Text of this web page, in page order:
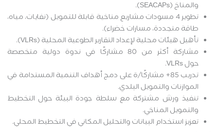
والمناخ (SEACAPs).
تطوير 4 مسودات مشاريع مناخية قابلة للتمويل (نفايات، مياه،
طاقة متجددة، مسارات خضراء).
تأهيل هيئات محلية لإعداد التقارير الطوعية المحلية (VLRs).
مشاركة أكثر من 80 مشاركًا في ندوة دولية متخصصة
حول VLRs.
تدريب 85+ مشاركًا/ة على دمج أهداف التنمية المستدامة في
الموازنات والتمويل البلدي.
تنفيذ ورش مشتركة مع سلطة جودة البيئة حول التخطيط
والتمويل المناخي.
تعزيز استخدام البيانات والتحليل المكاني في التخطيط المحلي.